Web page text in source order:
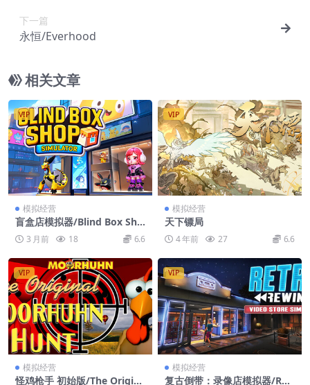
下一篇
永恒/Everhood
相关文章
VIP
模拟经营
盲盒店模拟器/Blind Box Sho
p Simulator
3 月前 18 6.6
VIP
模拟经营
天下镖局
4 年前 27 6.6
VIP
模拟经营
怪鸡枪手 初始版/The Origina
VIP
模拟经营
复古倒带：录像店模拟器/Ret